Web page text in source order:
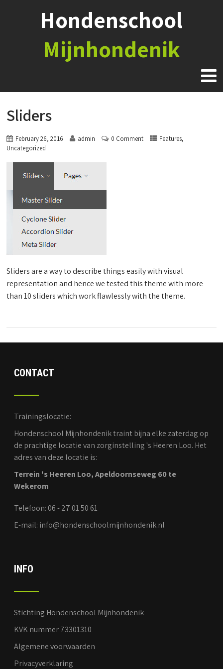
Hondenschool
Mijnhondenik
Sliders
February 26, 2016 admin 0 Comment Features,
Uncategorized
Sliders are a way to describe things easily with visual
representation and hence we tested this theme with more
than 10 sliders which work flawlessly with the theme.
CONTACT
Trainingslocatie:
Hondenschool Mijnhondenik traint bijna elke zaterdag op
de prachtige locatie van zorginstelling 's Heeren Loo. Het
adres van deze locatie is:
Terrein 's Heeren Loo, Apeldoornseweg 60 te
Wekerom
Telefoon: 06 - 27 01 50 61
E-mail: info@hondenschoolmijnhondenik.nl
INFO
Stichting Hondenschool Mijnhondenik
KVK nummer 73301310
Algemene voorwaarden
Privacyverklaring